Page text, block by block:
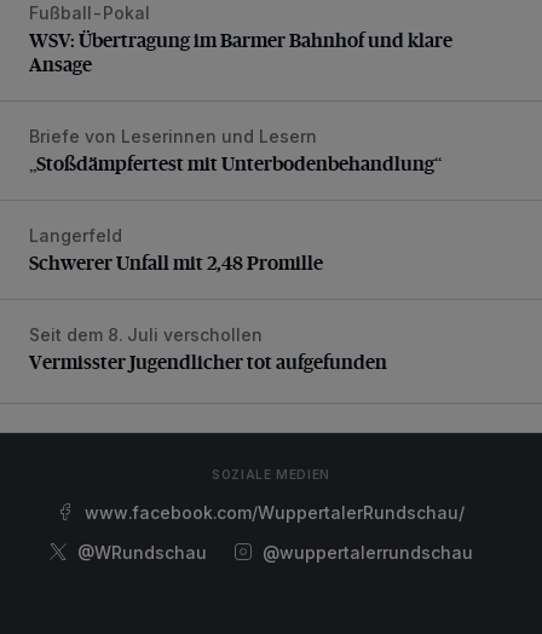
WSV: Übertragung im Barmer Bahnhof und klare Ansage
Fußball-Pokal
WSV: Übertragung im Barmer Bahnhof und klare
Ansage
„Stoßdämpfertest mit Unterbodenbehandlung“
Briefe von Leserinnen und Lesern
„Stoßdämpfertest mit Unterbodenbehandlung“
Schwerer Unfall mit 2,48 Promille
Langerfeld
Schwerer Unfall mit 2,48 Promille
Vermisster Jugendlicher tot aufgefunden
Seit dem 8. Juli verschollen
Vermisster Jugendlicher tot aufgefunden
SOZIALE MEDIEN
www.facebook.com/WuppertalerRundschau/
@WRundschau
@wuppertalerrundschau